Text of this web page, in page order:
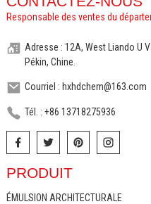
Responsable des ventes du
Adresse : 12A, West Liando U
Pékin, Chine.
Courriel : hxhdchem@163.com
Tél. : +86 13718275936
PRODUIT
ÉMULSION ARCHITECTURALE